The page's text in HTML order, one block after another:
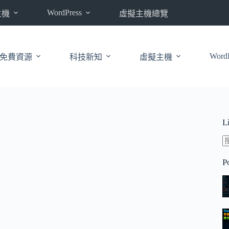
WordPress 虛擬主機總覽
免費資源 科技新知 虛擬主機